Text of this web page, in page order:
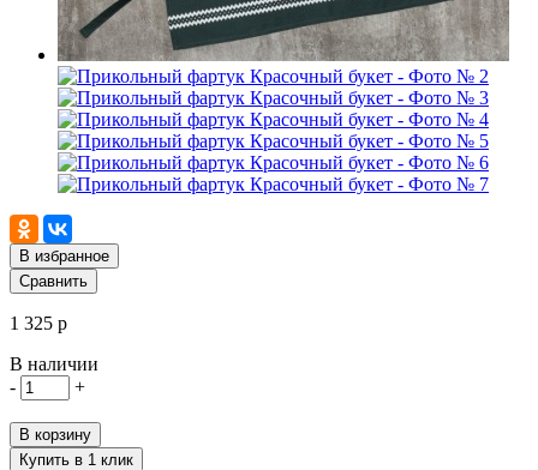
В избранное
Сравнить
1 325 р
В наличии
-
+
В корзину
Купить в 1 клик